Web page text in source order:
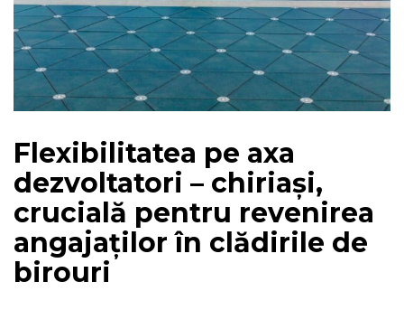
Flexibilitatea pe axa
dezvoltatori – chiriași,
crucială pentru revenirea
angajaților în clădirile de
birouri